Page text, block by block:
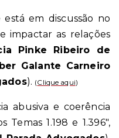
em discussão no
impactar as relações
Pinke Ribeiro de
Galante Carneiro
). (Clique aqui)
abusiva e coerência
1.198 e 1.396",